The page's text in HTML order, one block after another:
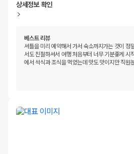
상세정보 확인
베스트 리뷰
셔틀을 미리 예약해서 가서 숙소까지가는 것이 정
서도 친절하셔서 여행 처음부터 너무 기분좋게 시
에서 석식과 조식을 먹었는데 맛도 맛이지만 직원